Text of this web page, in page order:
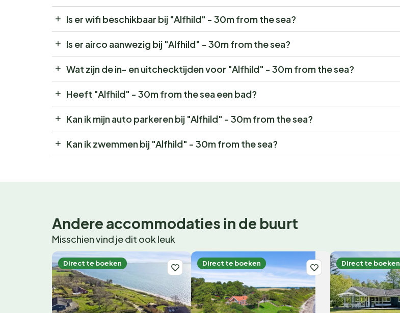
Is er wifi beschikbaar bij "Alfhild" - 30m from the sea?
Is er airco aanwezig bij "Alfhild" - 30m from the sea?
Wat zijn de in- en uitchecktijden voor "Alfhild" - 30m from the sea?
Heeft "Alfhild" - 30m from the sea een bad?
Kan ik mijn auto parkeren bij "Alfhild" - 30m from the sea?
Kan ik zwemmen bij "Alfhild" - 30m from the sea?
Andere accommodaties in de buurt
Misschien vind je dit ook leuk
Direct te boeken Direct te boeken Direct te boeken